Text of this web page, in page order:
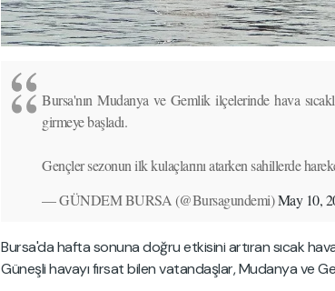
Bursa'nın Mudanya ve Gemlik ilçelerinde hava
girmeye başladı.
Gençler sezonun ilk kulaçlarını atarken sahillerde
— GÜNDEM BURSA (@Bursagundemi)May 10,
Bursa'da hafta sonuna doğru etkisini artıran sıcak
Güneşli havayı fırsat bilen vatandaşlar, Mudanya ve